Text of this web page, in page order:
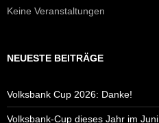
Keine Veranstaltungen
NEUESTE BEITRÄGE
Volksbank Cup 2026: Danke!
Volksbank-Cup dieses Jahr im Juni